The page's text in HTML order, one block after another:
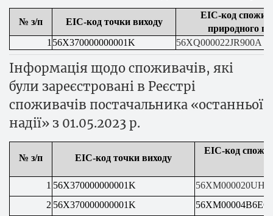
№ з/п ЕІС-код точки виходу
ЕІС-код
природного
1 56X370000000001K 56XQ000022JR900A
Інформація щодо споживачів, які
були зареєстровані в Реєстрі
споживачів постачальника «останньої
надії» з 01.05.2023 р.
№ з/п ЕІС-код точки виходу
ЕІС-код
1 56X370000000001K
2 56X370000000001K